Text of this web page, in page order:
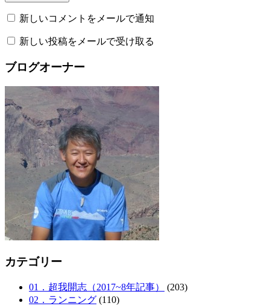
新しいコメントをメールで通知
新しい投稿をメールで受け取る
ブログオーナー
カテゴリー
01．超我開志（2017~8年記事）
(203)
02．ランニング (110)